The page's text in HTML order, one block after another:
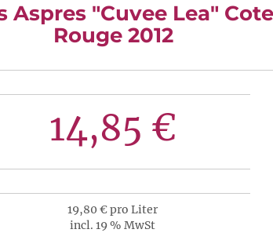
Aspres "Cuvee Lea"
Rouge 2012
14,85 €
19,80 € pro Liter
incl. 19 % MwSt